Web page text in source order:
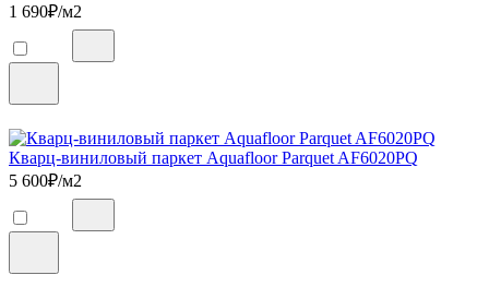
1 690₽/м2
Кварц-виниловый паркет Aquafloor Parquet AF6020PQ
5 600₽/м2